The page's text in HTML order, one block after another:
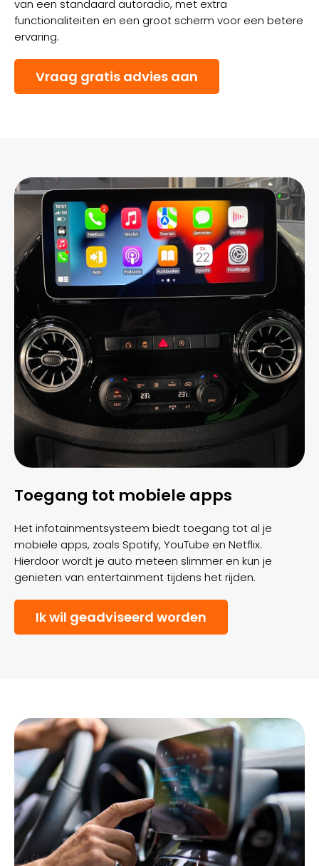
van een standaard autoradio, met extra
functionaliteiten en een groot scherm voor een betere
ervaring.
Vraag gratis advies aan
Toegang tot mobiele apps
Het infotainmentsysteem biedt toegang tot al je
mobiele apps, zoals Spotify, YouTube en Netflix.
Hierdoor wordt je auto meteen slimmer en kun je
genieten van entertainment tijdens het rijden.
Ik wil geadviseerd worden